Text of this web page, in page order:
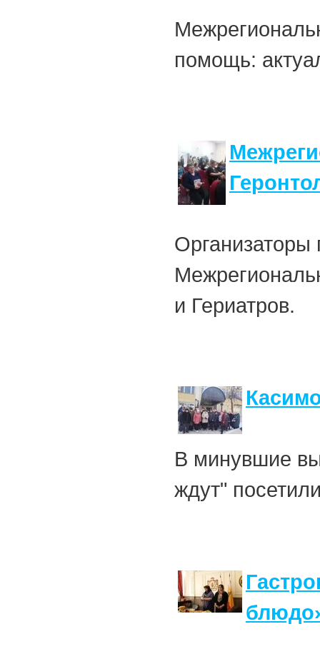
помощь:
Организаторы
и Гериатров.
В минувшие
ждут"